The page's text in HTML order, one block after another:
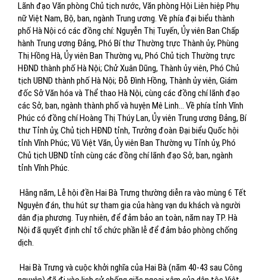
Lãnh đạo Văn phòng Chủ tịch nước, Văn phòng Hội Liên hiệp Phụ
nữ Việt Nam, Bộ, ban, ngành Trung ương. Về phía đại biểu thành
phố Hà Nội có các đồng chí: Nguyễn Thị Tuyến, Ủy viên Ban Chấp
hành Trung ương Đảng, Phó Bí thư Thường trực Thành ủy; Phùng
Thị Hồng Hà, Ủy viên Ban Thường vụ, Phó Chủ tịch Thường trực
HĐND thành phố Hà Nội; Chử Xuân Dũng, Thành ủy viên, Phó Chủ
tịch UBND thành phố Hà Nội; Đỗ Đình Hồng, Thành ủy viên, Giám
đốc Sở Văn hóa và Thể thao Hà Nội, cùng các đồng chí lãnh đạo
các Sở, ban, ngành thành phố và huyện Mê Linh... Về phía tỉnh Vĩnh
Phúc có đồng chí Hoàng Thị Thúy Lan, Ủy viên Trung ương Đảng, Bí
thư Tỉnh ủy, Chủ tịch HĐND tỉnh, Trưởng đoàn Đại biểu Quốc hội
tỉnh Vĩnh Phúc; Vũ Việt Văn, Ủy viên Ban Thường vụ Tỉnh ủy, Phó
Chủ tịch UBND tỉnh cùng các đồng chí lãnh đạo Sở, ban, ngành
tỉnh Vĩnh Phúc.
Hằng năm, Lễ hội đền Hai Bà Trưng thường diễn ra vào mùng 6 Tết
Nguyên đán, thu hút sự tham gia của hàng vạn du khách và người
dân địa phương. Tuy nhiên, để đảm bảo an toàn, năm nay TP. Hà
Nội đã quyết định chỉ tổ chức phần lễ để đảm bảo phòng chống
dịch.
Hai Bà Trưng và cuộc khởi nghĩa của Hai Bà (năm 40-43 sau Công